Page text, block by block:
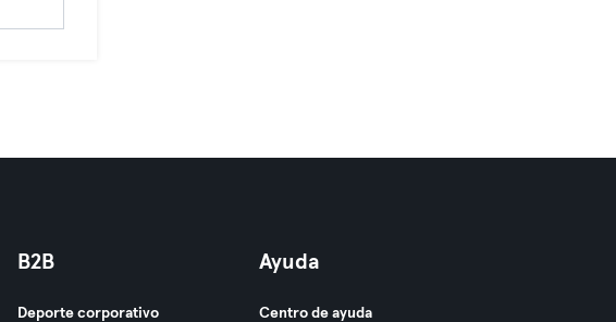
B2B
Deporte corporativo
Ayuda
Centro de ayuda